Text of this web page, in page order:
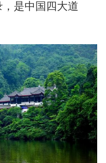
是中国四大道